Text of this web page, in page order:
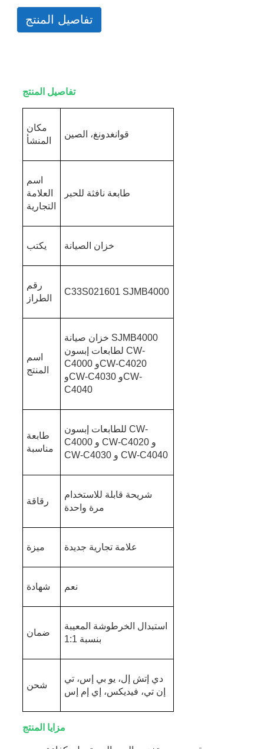
تفاصيل المنتج
تفاصيل المنتج
مكان
المنشأ
قوانغدونغ، الصين
اسم
العلامة
التجارية
طابعة نافثة للحبر
يكتب خزان الصيانة
رقم
الطراز
C33S021601 SJMB4000
اسم
المنتج
خزان صيانة SJMB4000
لطابعات إبسون CW-
C4000 وCW-C4020
وCW-C4030 وCW-
C4040
طابعة
مناسبة
للطابعات إبسون CW-
C4000 و CW-C4020 و
CW-C4030 و CW-C4040
رقاقة
شريحة قابلة للاستخدام
مرة واحدة
ميزة علامة تجارية جديدة
شهادة نعم
ضمان
استبدال الخرطوشة المعيبة
بنسبة 1:1
شحن
دي إتش إل، يو بي إس، تي
إن تي، فيديكس، إي إم إس
مزايا المنتج